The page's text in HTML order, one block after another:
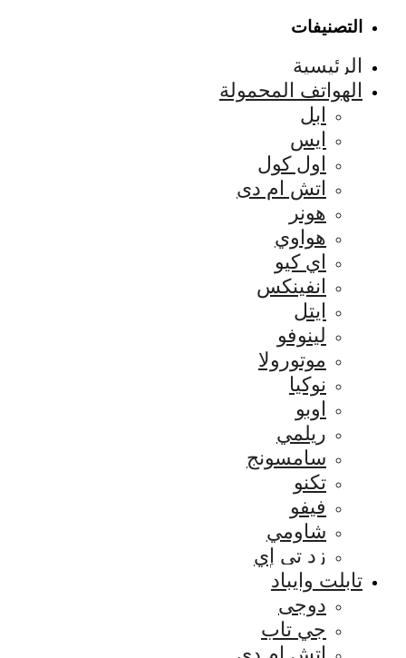
التصنيفات
الرئيسية
الهواتف المحمولة
ابل
ايس
اول كول
اتش ام دى
هونر
هواوي
اي كيو
انفينكس
ايتل
لينوفو
موتورولا
نوكيا
اوبو
ريلمي
سامسونج
تكنو
فيفو
شاومي
زد تي إي
تابلت وايباد
دوجى
جي تاب